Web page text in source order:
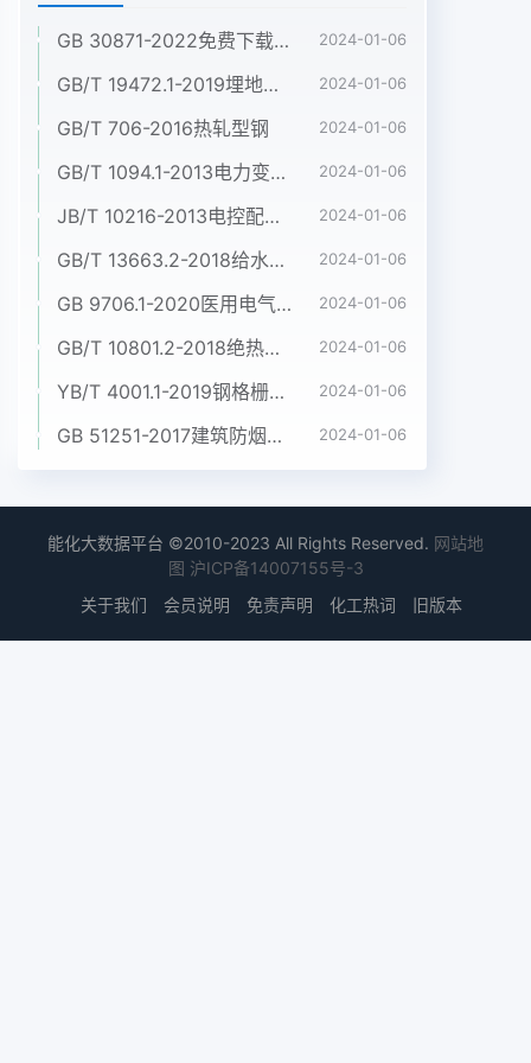
GB 30871-2022免费下载危险化学品企业特殊作业安全规范 2024-01-06
GB/T 19472.1-2019埋地用聚乙烯(PE)结构壁管道系统 第1部分:聚乙烯双壁波纹管材 2024-01-06
GB/T 706-2016热轧型钢 2024-01-06
GB/T 1094.1-2013电力变压器 第1部分:总则 2024-01-06
JB/T 10216-2013电控配电用电缆桥架 2024-01-06
GB/T 13663.2-2018给水用聚乙烯(PE)管道系统 第2部分:管材 2024-01-06
GB 9706.1-2020医用电气设备 第1部分:基本安全和基本性能的通用要求 2024-01-06
GB/T 10801.2-2018绝热用挤塑聚苯乙烯泡沫塑料(XPS) 2024-01-06
YB/T 4001.1-2019钢格栅板及配套件 第1部分:钢格栅板 2024-01-06
GB 51251-2017建筑防烟排烟系统技术标准 2024-01-06
能化大数据平台 ©2010-2023 All Rights Reserved. 网站地
图 沪ICP备14007155号-3
关于我们
会员说明 免责声明 化工热词 旧版本